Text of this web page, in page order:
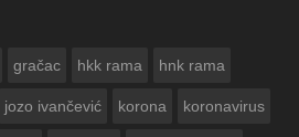
gračac hkk rama hnk rama
jozo ivančević korona koronavirus